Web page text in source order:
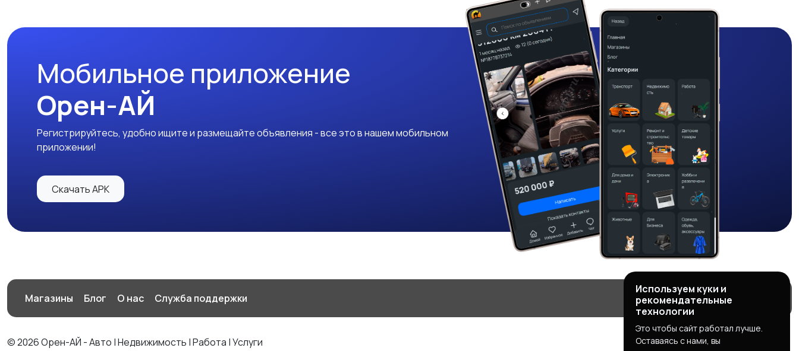
Мобильное приложение
Орен-АЙ
Регистрируйтесь, удобно ищите и размещайте объявления - все это в нашем мобильном
приложении!
Скачать APK
Магазины Блог О нас Служба поддержки
© 2026 Орен-АЙ - Авто | Недвижимость | Работа | Услуги
Используем куки и
рекомендательные
технологии
Это чтобы сайт работал лучше.
Оставаясь с нами, вы